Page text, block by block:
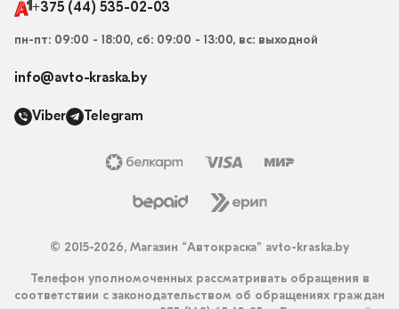
+375 (44) 535-02-03
пн-пт: 09:00 - 18:00, сб: 09:00 - 13:00, вс: выходной
info@avto-kraska.by
Viber Telegram
© 2015-2026, Магазин “Автокраска” avto-kraska.by
Телефон уполномоченных рассматривать обращения в
соответствии с законодательством об обращениях граждан